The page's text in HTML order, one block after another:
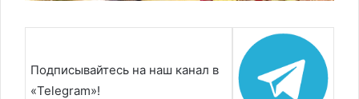
Подписывайтесь на наш канал в
«Telegram»!